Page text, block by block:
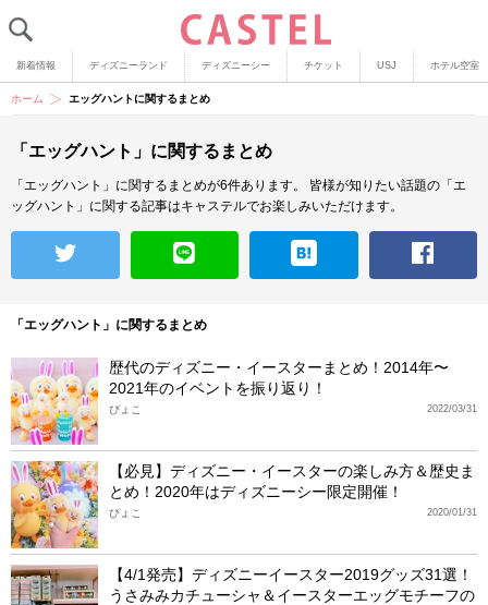
新着情報 ディズニーランド ディズニーシー チケット USJ ホテル空室
ホーム エッグハントに関するまとめ
「エッグハント」に関するまとめ
「エッグハント」に関するまとめが6件あります。
皆様が知りたい話題の「エ
ッグハント」に関する記事はキャステルでお楽しみいただけます。
「エッグハント」に関するまとめ
歴代のディズニー・イースターまとめ！2014年〜
2021年のイベントを振り返り！
2022/03/31
ぴょこ
【必見】ディズニー・イースターの楽しみ方＆歴史ま
とめ！2020年はディズニーシー限定開催！
2020/01/31
ぴょこ
【4/1発売】ディズニーイースター2019グッズ31選！
うさみみカチューシャ＆イースターエッグモチーフの